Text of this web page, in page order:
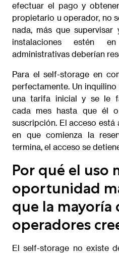
efectuar el pago y
propietario u operador, no
nada, más que
instalaciones estén
administrativas deberían
Para el self-storage en
perfectamente. Un
una tarifa inicial y se le
cada mes hasta que él
suscripción. El acceso
en que comienza la
termina, el acceso se
Por qué el uso
oportunidad
que la mayoría
operadores
El self-storage no existe